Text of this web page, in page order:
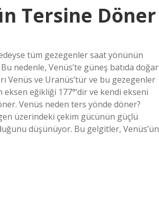
Tersine Döner
tüm gezegenler saat yönünün
nedenle, Venüs’te güneş batıda doğar
Venüs ve Uranüs’tür ve bu gezegenler
eğikliği 177°’dir ve kendi ekseni
Venüs neden ters yönde döner?
üzerindeki çekim gücünün güçlü
düşünüyor. Bu gelgitler, Venüs’ün